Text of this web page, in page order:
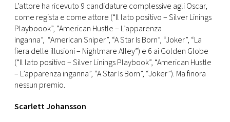
L’attore ha ricevuto 9 candidature complessive agli Oscar,
come regista e come attore (“Il lato positivo – Silver Linings
Playboook”, “American Hustle – L’apparenza
inganna”, “American Sniper”, “A Star Is Born”, “Joker”, “La
fiera delle illusioni – Nightmare Alley”) e 6 ai Golden Globe
(“Il lato positivo – Silver Linings Playbook”, “American Hustle
– L’apparenza inganna”, “A Star Is Born”, “Joker”). Ma finora
nessun premio.
Scarlett Johansson